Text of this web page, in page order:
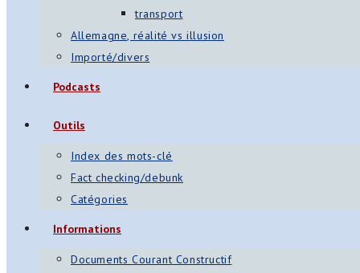
transport
Allemagne, réalité vs illusion
Importé/divers
Podcasts
Outils
Index des mots-clé
Fact checking/debunk
Catégories
Informations
Documents Courant Constructif